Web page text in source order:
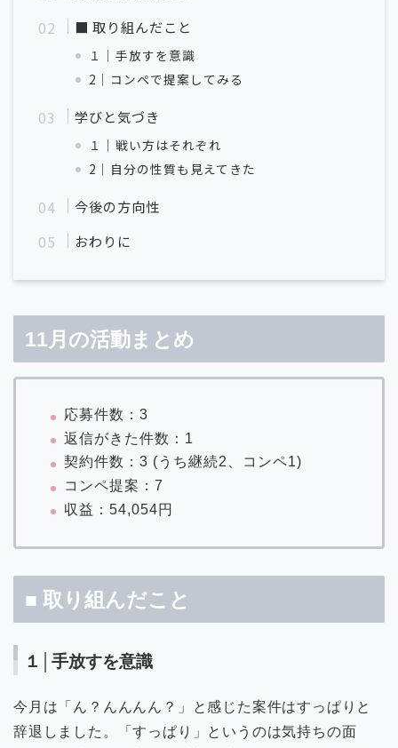
■ 取り組んだこと
１│手放すを意識
2｜コンペで提案してみる
学びと気づき
１│戦い方はそれぞれ
2｜自分の性質も見えてきた
今後の方向性
おわりに
11月の活動まとめ
応募件数：3
返信がきた件数：1
契約件数：3 (うち継続2、コンペ1)
コンペ提案：7
収益：54,054円
■ 取り組んだこと
１│手放すを意識
今月は「ん？んんんん？」と感じた案件はすっぱりと
辞退しました。「すっぱり」というのは気持ちの面